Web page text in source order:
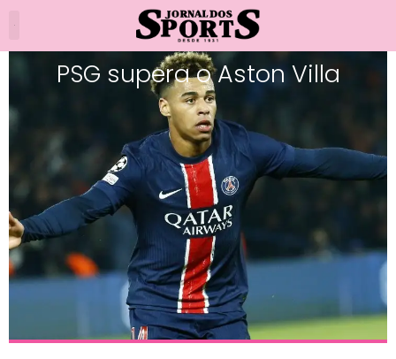
PSG supera o Aston Villa